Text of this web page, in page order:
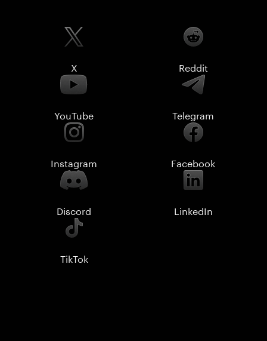
X Reddit
YouTube Telegram
Instagram Facebook
Discord LinkedIn
TikTok